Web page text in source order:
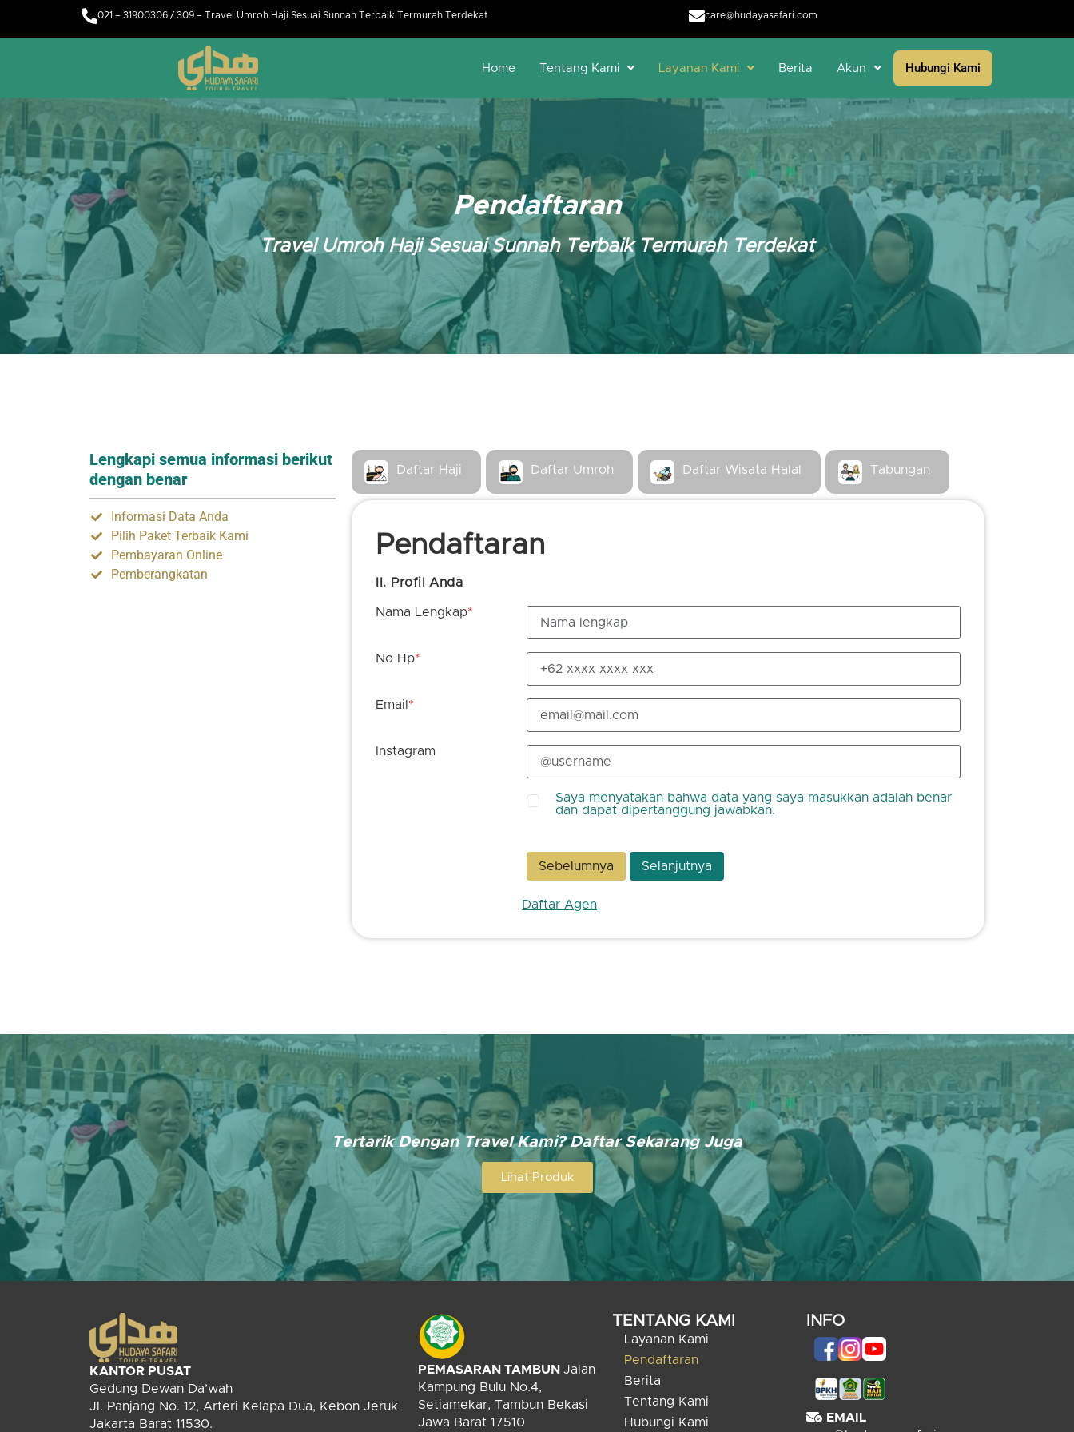
021 – 31900306 / 309 – Travel Umroh Haji Sesuai Sunnah Terbaik Termurah Terdekat care@hudayasafari.com
Home Tentang Kami Layanan Kami Berita Akun Hubungi Kami
Pendaftaran
Travel Umroh Haji Sesuai Sunnah Terbaik Termurah Terdekat
Lengkapi semua informasi berikut
dengan benar
Informasi Data Anda
Pilih Paket Terbaik Kami
Pembayaran Online
Pemberangkatan
Daftar Haji Daftar Umroh Daftar Wisata Halal Tabungan
Pendaftaran
II. Profil Anda
Nama Lengkap*
No Hp*
Email *
Instagram
Saya menyatakan bahwa data yang saya masukkan adalah benar
dan dapat dipertanggung jawabkan.
Sebelumnya Selanjutnya
Daftar Agen
Tertarik Dengan Travel Kami? Daftar Sekarang Juga
Lihat Produk
KANTOR PUSAT
Gedung Dewan Da’wah
Jl. Panjang No. 12, Arteri Kelapa Dua, Kebon Jeruk
Jakarta Barat 11530.
PEMASARAN TAMBUNJalan
Kampung Bulu No.4,
Setiamekar, Tambun Bekasi
Jawa Barat 17510
TENTANG KAMI
Layanan Kami
Pendaftaran
Berita
Tentang Kami
Hubungi Kami
INFO
EMAIL